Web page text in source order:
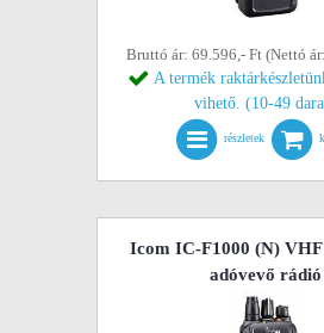
Bruttó ár: 69.596,- Ft (Nettó
A termék
vihető. (10-49
részletek
Icom IC-F1000 (N)
adóvevő rádió